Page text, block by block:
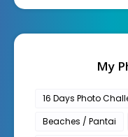
My
16 Days Photo
Beaches / Pantai